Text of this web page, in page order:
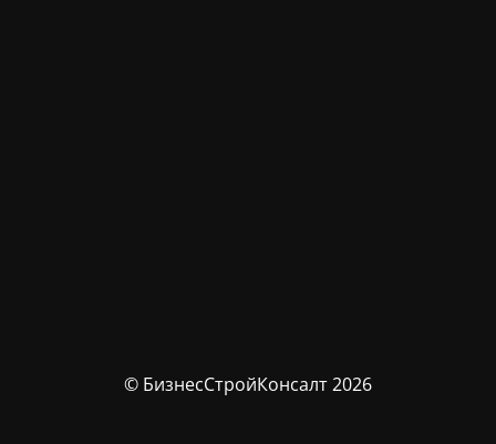
© БизнесСтройКонсалт 2026